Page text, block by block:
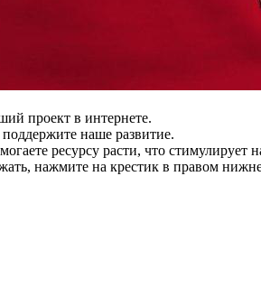
проект в интернете.
наше развитие.
ресурсу расти, что
нажмите на крестик в правом